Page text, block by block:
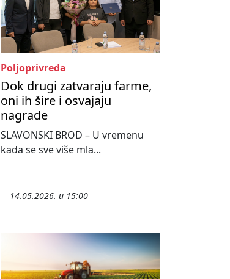
Poljoprivreda
Dok drugi zatvaraju farme,
oni ih šire i osvajaju
nagrade
SLAVONSKI BROD – U vremenu
kada se sve više mla...
14.05.2026. u 15:00